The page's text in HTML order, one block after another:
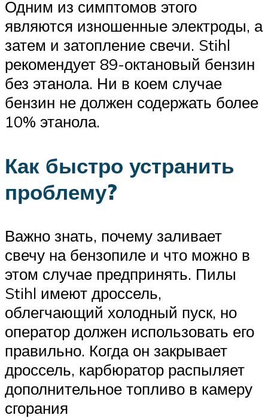
Одним из симптомов этого
являются изношенные электроды, а
затем и затопление свечи. Stihl
рекомендует 89-октановый бензин
без этанола. Ни в коем случае
бензин не должен содержать более
10% этанола.
Как быстро устранить
проблему?
Важно знать, почему заливает
свечу на бензопиле и что можно в
этом случае предпринять. Пилы
Stihl имеют дроссель,
облегчающий холодный пуск, но
оператор должен использовать его
правильно. Когда он закрывает
дроссель, карбюратор распыляет
дополнительное топливо в камеру
сгорания